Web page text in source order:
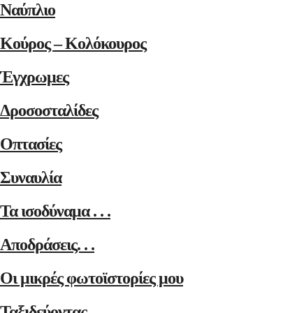
Ναύπλιο
Κούρος – Κολόκουρος
Έγχρωμες
Δροσοσταλίδες
Οπτασίες
Συναυλία
Τα ισοδύναμα . . .
Αποδράσεις. . .
Οι μικρές φωτοϊστορίες μου